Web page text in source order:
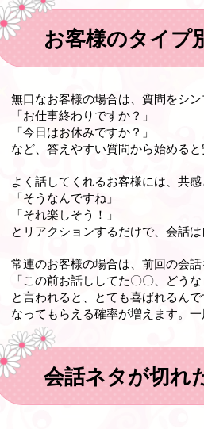
お客様のタイプ
無口なお客様の場合は、質問をシ
「お仕事終わりですか？」
「今日はお休みですか？」
など、答えやすい質問から始めると
よく話してくれるお客様には、共
「そうなんですね」
「それ楽しそう！」
とリアクションするだけで、会話は
常連のお客様の場合は、前回の会
「この前お話ししてた〇〇、どうな
と言われると、とても喜ばれるん
なってもらえる確率が増えます。
会話ネタが切れ